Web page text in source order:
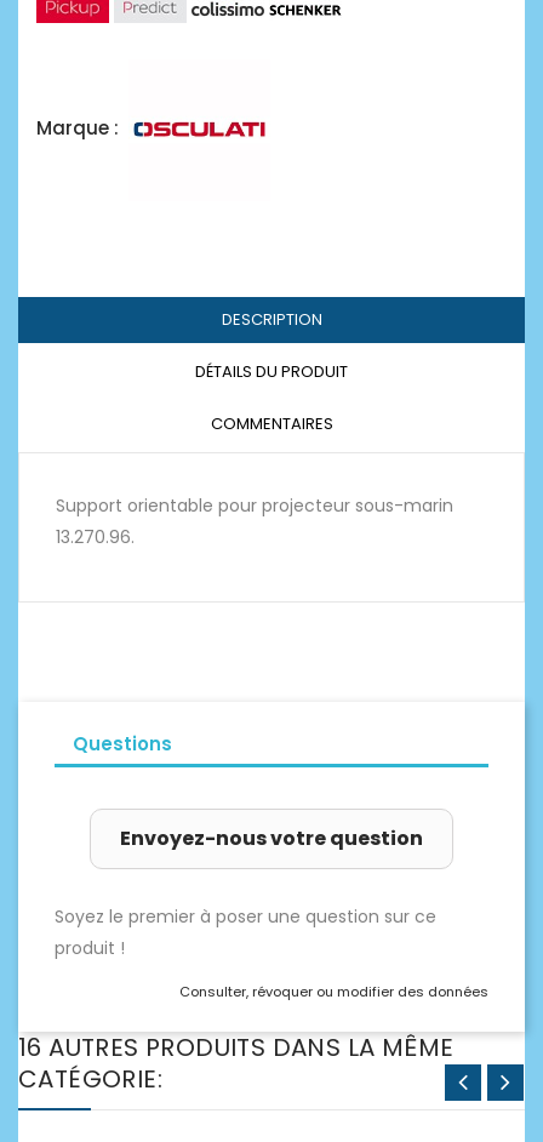
Marque :
DESCRIPTION
DÉTAILS DU PRODUIT
COMMENTAIRES
Support orientable pour projecteur sous-marin
13.270.96.
Questions
Envoyez-nous votre question
Soyez le premier à poser une question sur ce
produit !
Consulter, révoquer ou modifier des données
16 AUTRES PRODUITS DANS LA MÊME
CATÉGORIE: